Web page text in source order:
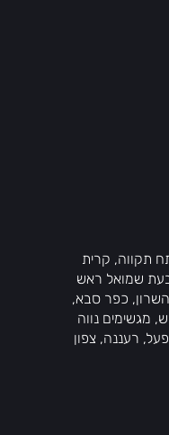
תקווה, קרית
שמואל ראש
השרון, כפר סבא,
מגשימים נווה
רעננה, צפון